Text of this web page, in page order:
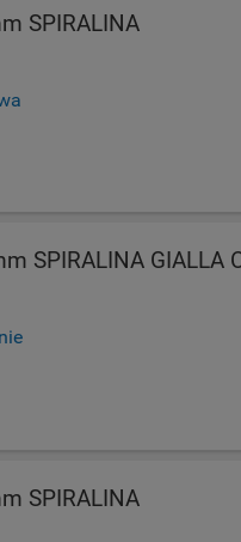
SPIRALINA
SPIRALINA GIALLA
SPIRALINA